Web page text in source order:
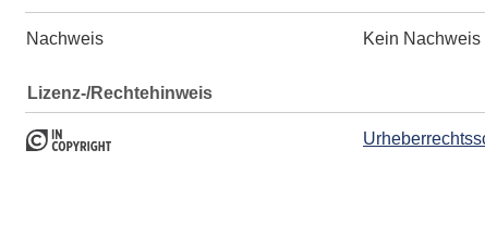
Nachweis Kein Nachweis
Lizenz-/Rechtehinweis